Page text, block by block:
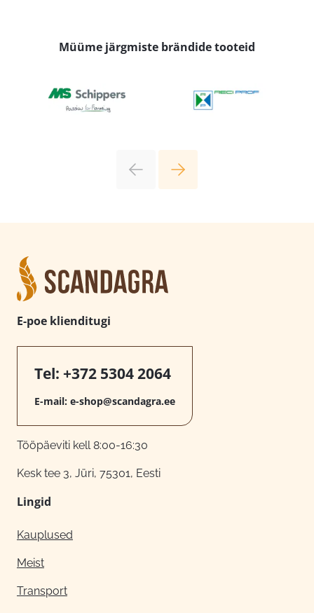
Müüme järgmiste brändide tooteid
E-poe klienditugi
Tel: +372 5304 2064
E-mail: e-shop@scandagra.ee
Tööpäeviti kell 8:00-16:30
Kesk tee 3, Jüri, 75301, Eesti
Lingid
Kauplused
Meist
Transport